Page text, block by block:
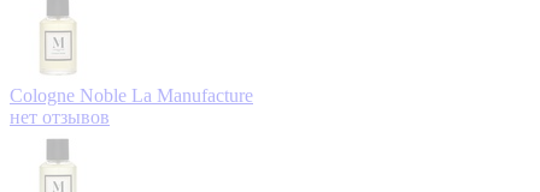
Cologne Noble La Manufacture
нет отзывов